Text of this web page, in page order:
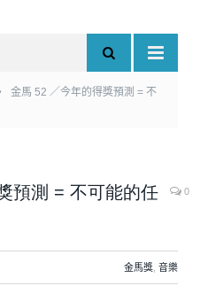
金馬 52 ／今年的得獎預測 = 不
預測 = 不可能的任
0
金馬獎 音樂